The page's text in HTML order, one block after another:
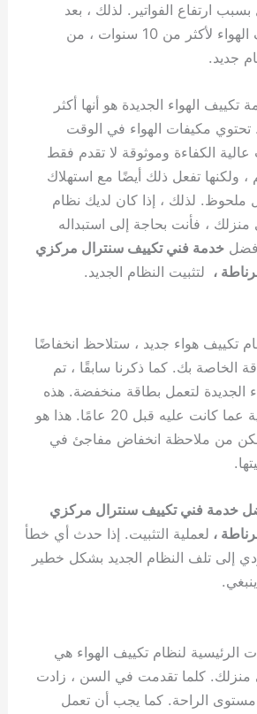
ارتفاع الفواتير. لذلك ، بعد
استخدام نظام تكييف الهواء لأكثر من 10 سنوات ، من
جديد.
الهواء الجديدة هو أنها أكثر
تحتوي مكيفات الهواء في الوقت
الكفاءة وموثوقة لا تقدم فقط
، ولكنها تفعل ذلك أيضًا مع استهلاك
لذلك ، إذا كان لديك نظام
، فأنت بحاجة إلى استبداله
خدمة فني تكييف سنترال مركزي
، لتثبيت النظام الجديد.
تكييف هواء جديد ، ستلاحظ انخفاضًا
الخاصة بك. كما ذكرنا سابقًا ، تم
الجديدة لتعمل بطاقة منخفضة. هذه
الأنظمة متقدمة للغاية عما كانت عليه قبل 20 عامًا. هذا هو
من ملاحظة انخفاض مفاجئ في
خدمة فني تكييف سنترال مركزي
، لعملية التثبيت. إذا حدث أي خطأ
إلى تلف النظام الجديد بشكل خطير
الرئيسية لنظام تكييف الهواء هي
منزلك. كلما تقدمت في السن ، زادت
الراحة. كما يجب أن تعمل